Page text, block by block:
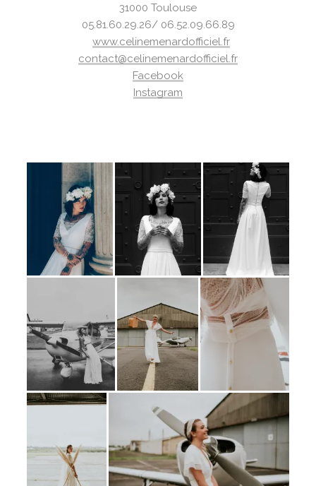
31000 Toulouse
05.81.60.29.26/ 06.52.09.66.89
www.celinemenardofficiel.fr
contact@celinemenardofficiel.fr
Facebook
Instagram